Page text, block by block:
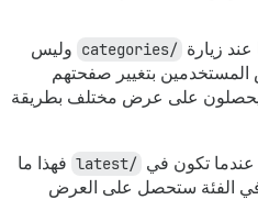
زيارة /categories
وليس
بتغيير صفحتهم
يحصلون على عرض مختلف بطريقة
عندما تكون في /latest
فهذا ما
الفئة ستحصل على العرض